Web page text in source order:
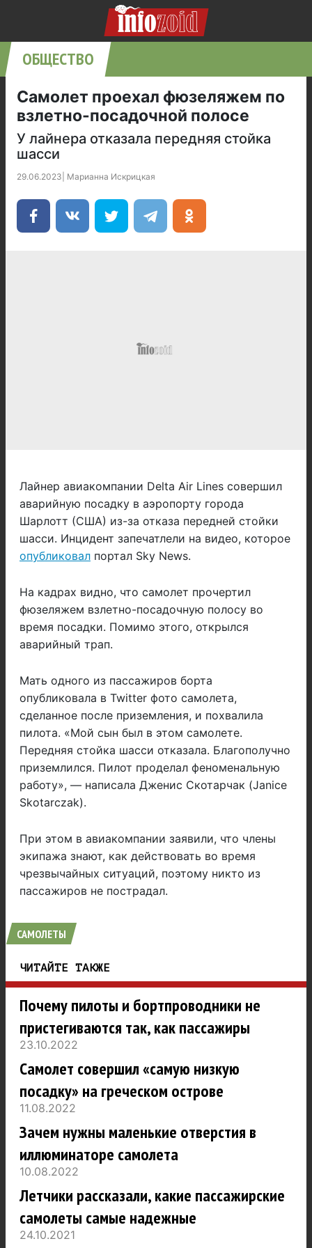
ОБЩЕСТВО
Самолет проехал фюзеляжем по
взлетно-посадочной полосе
У лайнера отказала передняя стойка
шасси
29.06.2023 Марианна Искрицкая
Лайнер авиакомпании Delta Air Lines совершил
аварийную посадку в аэропорту города
Шарлотт (США) из-за отказа передней стойки
шасси. Инцидент запечатлели на видео, которое
опубликовал портал Sky News.
На кадрах видно, что самолет прочертил
фюзеляжем взлетно-посадочную полосу во
время посадки. Помимо этого, открылся
аварийный трап.
Мать одного из пассажиров борта
опубликовала в Twitter фото самолета,
сделанное после приземления, и похвалила
пилота. «Мой сын был в этом самолете.
Передняя стойка шасси отказала. Благополучно
приземлился. Пилот проделал феноменальную
работу», — написала Дженис Скотарчак (Janice
Skotarczak).
При этом в авиакомпании заявили, что члены
экипажа знают, как действовать во время
чрезвычайных ситуаций, поэтому никто из
пассажиров не пострадал.
САМОЛЕТЫ
ЧИТАЙТЕ ТАКЖЕ
Почему пилоты и бортпроводники не
пристегиваются так, как пассажиры
23.10.2022
Самолет совершил «самую низкую
посадку» на греческом острове
11.08.2022
Зачем нужны маленькие отверстия в
иллюминаторе самолета
10.08.2022
Летчики рассказали, какие пассажирские
самолеты самые надежные
24.10.2021